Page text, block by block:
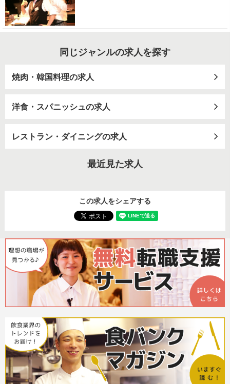
同じジャンルの求人を探す
焼肉・韓国料理の求人
洋食・スパニッシュの求人
レストラン・ダイニングの求人
最近見た求人
この求人をシェアする